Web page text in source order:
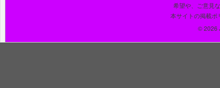
希望や、ご意見
本サイトの掲載ポ
© 2026